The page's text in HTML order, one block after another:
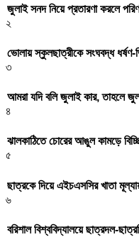
জুলাই সনদ নিয়ে প্রতারণা করলে
২
ভোলায় স্কুলছাত্রীকে সংঘবদ্ধ
৩
আমরা যদি বলি জুলাই কার, তাহলে
৪
ঝালকাঠিতে চোরের আঙুল কামড়ে
৫
ছাত্রকে দিয়ে এইচএসসির খাতা
৬
বরিশাল বিশ্ববিদ্যালয়ে ছাত্রদল-